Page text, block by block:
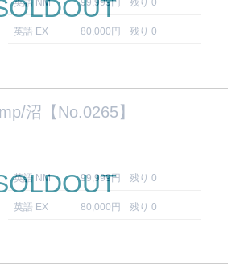
英語 NM 99,999円 残り 0
英語 EX 80,000円 残り 0
沼【No.0265】
英語 NM 99,999円 残り 0
英語 EX 80,000円 残り 0